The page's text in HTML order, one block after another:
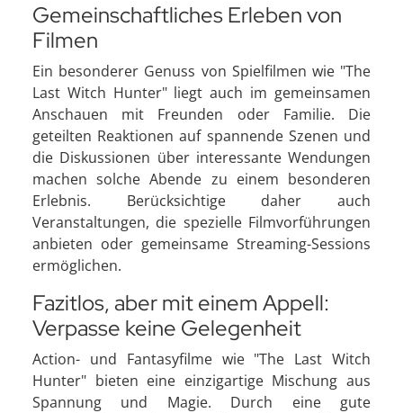
Gemeinschaftliches Erleben von
Filmen
Ein besonderer Genuss von Spielfilmen wie "The
Last Witch Hunter" liegt auch im gemeinsamen
Anschauen mit Freunden oder Familie. Die
geteilten Reaktionen auf spannende Szenen und
die Diskussionen über interessante Wendungen
machen solche Abende zu einem besonderen
Erlebnis. Berücksichtige daher auch
Veranstaltungen, die spezielle Filmvorführungen
anbieten oder gemeinsame Streaming-Sessions
ermöglichen.
Fazitlos, aber mit einem Appell:
Verpasse keine Gelegenheit
Action- und Fantasyfilme wie "The Last Witch
Hunter" bieten eine einzigartige Mischung aus
Spannung und Magie. Durch eine gute